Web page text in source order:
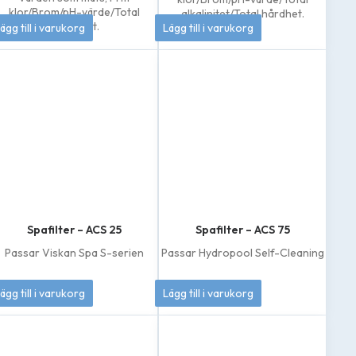
klor/Brom/pH-värde/Total
alkalinitet.
79kr
till i varukorg
alkalinitet/Total hårdhet.
208kr
Lägg till i varukorg
Spafilter – ACS 25
Passar Viskan Spa S-serien
369kr
till i varukorg
Spafilter – ACS 75
Passar Hydropool Self-Cleaning
695kr
Lägg till i varukorg